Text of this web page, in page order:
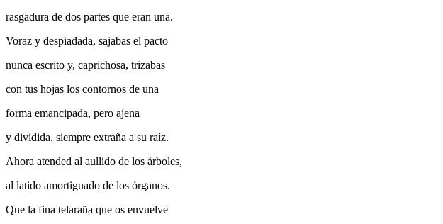
rasgadura de dos partes que eran una.
Voraz y despiadada, sajabas el pacto
nunca escrito y, caprichosa, trizabas
con tus hojas los contornos de una
forma emancipada, pero ajena
y dividida, siempre extraña a su raíz.
Ahora atended al aullido de los árboles,
al latido amortiguado de los órganos.
Que la fina telaraña que os envuelve